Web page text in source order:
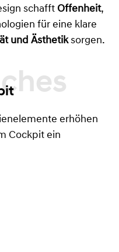
schafft Offenheit,
für eine klare
und Ästhetiksorgen.
erhöhen
Cockpit ein